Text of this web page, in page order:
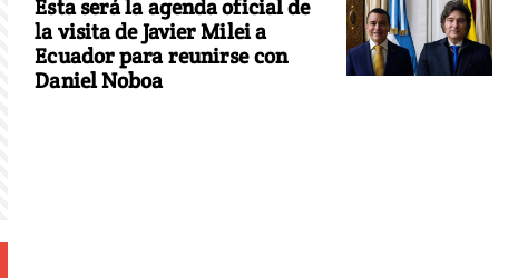
Esta será la agenda oficial de
la visita de Javier Milei a
Ecuador para reunirse con
Daniel Noboa